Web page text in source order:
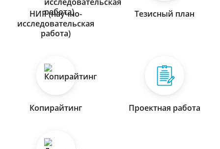
НИР (научно-
исследовательская
работа)
Тезисный план
Копирайтинг Проектная работа